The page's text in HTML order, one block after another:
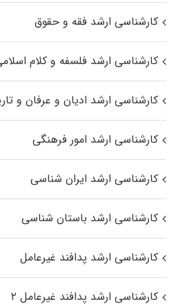
کارشناسی ارشد فقه و حقوق
کارشناسی ارشد فلسفه و کلام
کارشناسی ارشد ادیان و عرفان و
کارشناسی ارشد امور فرهنگی
کارشناسی ارشد ایران شناسی
کارشناسی ارشد باستان شناسی
کارشناسی ارشد پدافند غیرعامل
کارشناسی ارشد پدافند غیرعامل ۲